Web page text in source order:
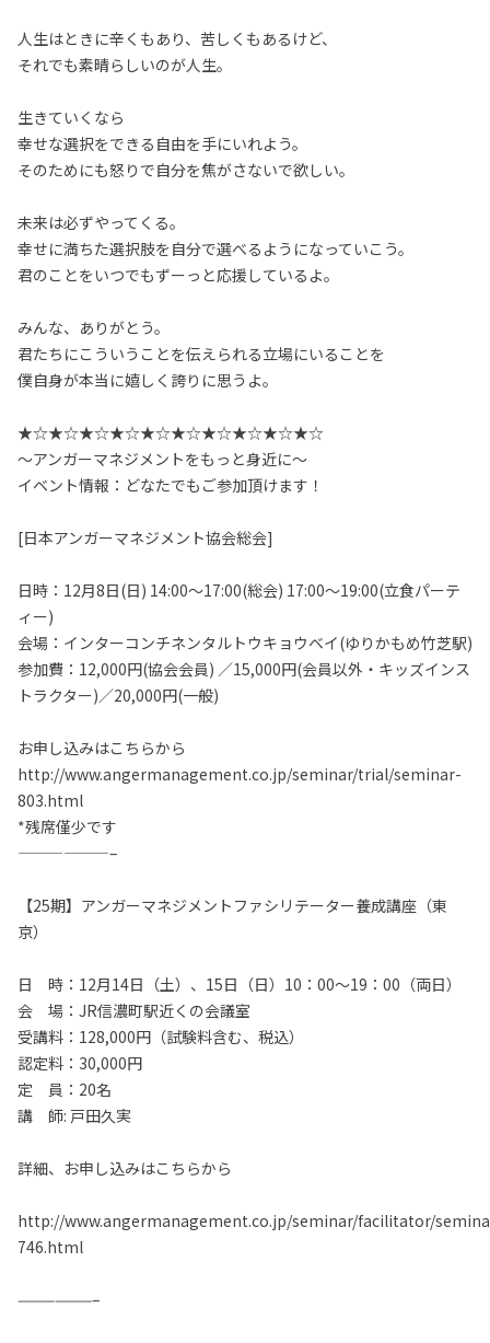
人生はときに辛くもあり、苦しくもあるけど、
それでも素晴らしいのが人生。
生きていくなら
幸せな選択をできる自由を手にいれよう。
そのためにも怒りで自分を焦がさないで欲しい。
未来は必ずやってくる。
幸せに満ちた選択肢を自分で選べるようになっていこう。
君のことをいつでもずーっと応援しているよ。
みんな、ありがとう。
君たちにこういうことを伝えられる立場にいることを
僕自身が本当に嬉しく誇りに思うよ。
★☆★☆★☆★☆★☆★☆★☆★☆★☆★☆
〜アンガーマネジメントをもっと身近に〜
イベント情報：どなたでもご参加頂けます！
[日本アンガーマネジメント協会総会]
日時：12月8日(日) 14:00〜17:00(総会) 17:00〜19:00(立食パーテ
ィー)
会場：インターコンチネンタルトウキョウベイ(ゆりかもめ竹芝駅)
参加費：12,000円(協会会員) ／15,000円(会員以外・キッズインス
トラクター)／20,000円(一般)
お申し込みはこちらから
http://www.angermanagement.co.jp/seminar/trial/seminar-
803.html
*残席僅少です
——————–
【25期】アンガーマネジメントファシリテーター養成講座（東
京）
日 時：12月14日（土）、15日（日）10：00～19：00（両日）
会 場：JR信濃町駅近くの会議室
受講料：128,000円（試験料含む、税込）
認定料：30,000円
定 員：20名
講 師: 戸田久実
詳細、お申し込みはこちらから
http://www.angermanagement.co.jp/seminar/facilitator/
746.html
——————–